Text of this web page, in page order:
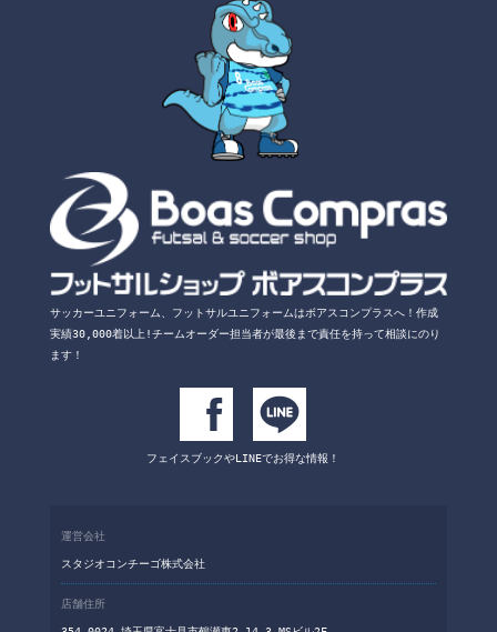
サッカーユニフォーム、フットサルユニフォームはボアスコンプラスへ！ 作成
実績30,000着以上!チームオーダー担当者が最後まで責任を持って相談にのり
ます！
フェイスブックやLINEでお得な情報！
運営会社
スタジオコンチーゴ株式会社
店舗住所